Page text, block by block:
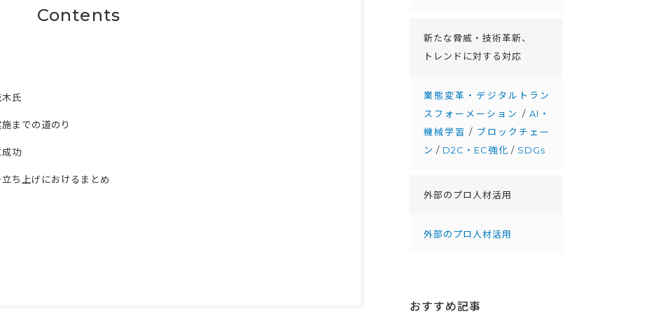
Contents
氏
までの道のり
功
ち上げにおけるまとめ
新たな脅威・技術革新、
トレンドに対する対応
業態変革・デジタルトラン
スフォーメーション / AI・
機械学習 / ブロックチェー
ン / D2C・EC強化 / SDGs
外部のプロ人材活用
外部のプロ人材活用
おすすめ記事